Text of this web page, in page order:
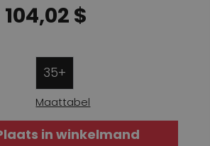
Arche
104,02 $
35+
Maattabel
in winkelmand